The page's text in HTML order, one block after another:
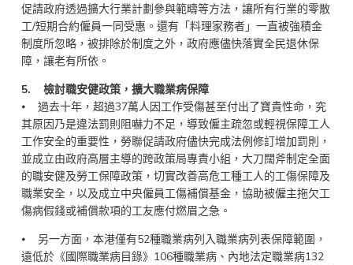
促請政府透過擴大行業計劃參與範疇等方法，讓所有行業的零散
工/短期合約僱員一同受惠。還有「料理家務者」一直被強積金
制度所忽略，被排除於制度之外，政府應儘快落實全民退休保
障，讓老有所依。
5. 檢討職安健政策，擴大職業病保障
⦁ 過去十年，超過37萬人因工作受傷甚至付出了寶貴性命，究
其原因乃是違法罰則阻嚇力不足，導致僱主疏忽或輕視保障工人
工作安全的重要性，勞聯促請政府儘快完成法例修訂增加罰則，
並成立由政府高層主導的跨政策局專責小組，大刀闊斧制定全面
的職安健及勞工保障政策，切實改善高危工種工人的工傷保障及
職業安全，以及成立中央僱員工傷補償基金，協助被僱主拖欠工
傷病假錢或補償款項的工友應付燃眉之急。
⦁ 另一方面，本港僅有52種職業病列入職業病列表保障範圍，
遠低於《國際職業病目錄》106種職業病、內地法定職業病132